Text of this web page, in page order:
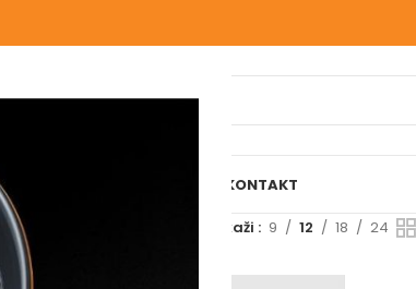
NAŠE USLUGE KONTAKT
Prikaži 9 12 18 24